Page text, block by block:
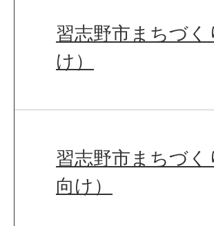
習志野市まちづ
け）
習志野市まちづ
向け）